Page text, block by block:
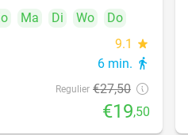
Ma Di Wo
Do
9.1 star
6 min. directions_walk
Regulier €27,50
€19,50